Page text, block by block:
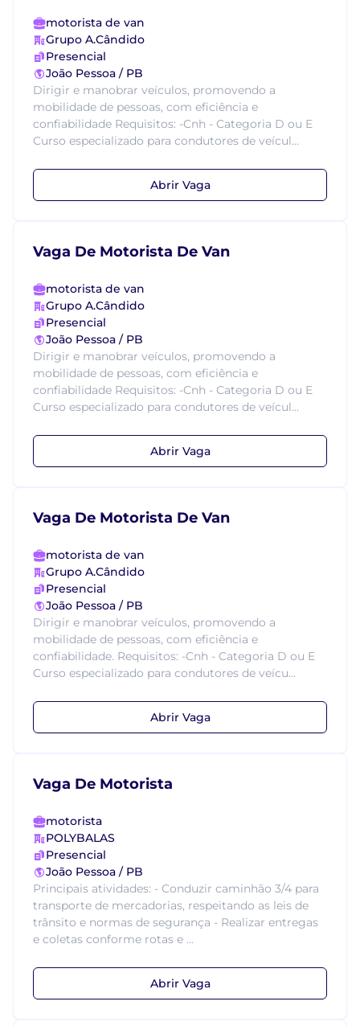
motorista de van
Grupo A.Cândido
Presencial
João Pessoa / PB
Dirigir e manobrar veículos, promovendo a
mobilidade de pessoas, com eficiência e
confiabilidade Requisitos: -Cnh - Categoria D ou E
Curso especializado para condutores de veícul...
Abrir Vaga
Vaga De Motorista De Van
motorista de van
Grupo A.Cândido
Presencial
João Pessoa / PB
Dirigir e manobrar veículos, promovendo a
mobilidade de pessoas, com eficiência e
confiabilidade Requisitos: -Cnh - Categoria D ou E
Curso especializado para condutores de veícul...
Abrir Vaga
Vaga De Motorista De Van
motorista de van
Grupo A.Cândido
Presencial
João Pessoa / PB
Dirigir e manobrar veículos, promovendo a
mobilidade de pessoas, com eficiência e
confiabilidade. Requisitos: -Cnh - Categoria D ou E
Curso especializado para condutores de veícu...
Abrir Vaga
Vaga De Motorista
motorista
POLYBALAS
Presencial
João Pessoa / PB
Principais atividades: - Conduzir caminhão 3/4 para
transporte de mercadorias, respeitando as leis de
trânsito e normas de segurança - Realizar entregas
e coletas conforme rotas e ...
Abrir Vaga